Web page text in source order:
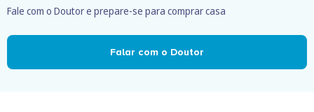
Fale com o Doutor e prepare-se para comprar casa
Falar com o Doutor